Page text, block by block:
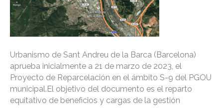
Urbanismo de Sant Andreu de la Barca (Barcelona)
aprueba inicialmente a 21 de marzo de 2023, el
Proyecto de Reparcelación en el ámbito S-9 del PGOU
municipal.El objetivo del documento es el reparto
equitativo de beneficios y cargas de la gestión